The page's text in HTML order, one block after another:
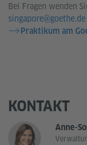
Bei Fragen wenden
singapore@goethe.de
Praktikum am
KONTAKT
Anne-